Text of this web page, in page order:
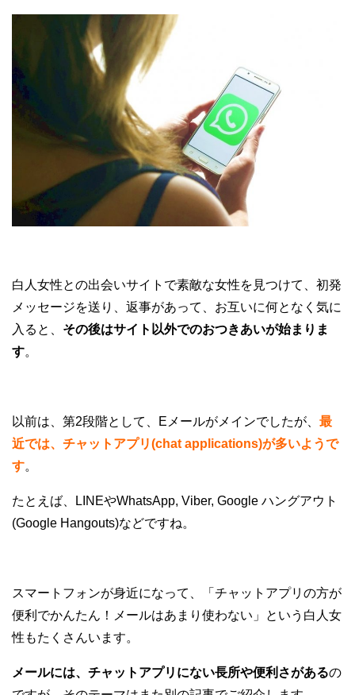
白人女性との出会いサイトで素敵な女性を見つけて、初発
メッセージを送り、返事があって、お互いに何となく気に
入ると、 その後はサイト以外でのおつきあいが始まりま
す。
以前は、第2段階として、Eメールがメインでしたが、 最
近では、チャットアプリ(chat applications)が多いようで
す。
たとえば、LINEやWhatsApp, Viber, Google ハングアウト
(Google Hangouts)などですね。
スマートフォンが身近になって、「チャットアプリの方が
便利でかんたん！メールはあまり使わない」という白人女
性もたくさんいます。
メールには、チャットアプリにない長所や便利さがあるの